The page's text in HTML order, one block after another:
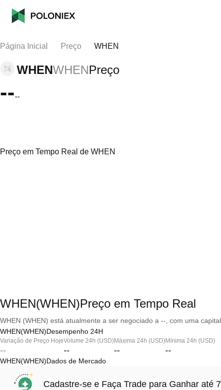
Página Inicial Preço WHEN
WHENWHENPreço
----
Preço em Tempo Real de WHEN
WHEN(WHEN)Preço em Tempo Real
WHEN (WHEN) está atualmente a ser negociado a --, com uma
WHEN(WHEN)Desempenho 24H
Variação de Preço Hoje
--
Volume 24h (USD)
--
Máxima 24h (USD)
--
Mínima 24h (USD)
--
WHEN(WHEN)Dados de Mercado
Cadastre-se e Faça Trade para Ganhar até